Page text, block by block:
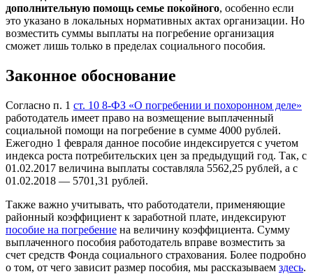
дополнительную помощь семье покойного, особенно если
это указано в локальных нормативных актах организации. Но
возместить суммы выплаты на погребение организация
сможет лишь только в пределах социального пособия.
Законное обоснование
Согласно п. 1 ст. 10 8-ФЗ «О погребении и похоронном деле»
работодатель имеет право на возмещение выплаченный
социальной помощи на погребение в сумме 4000 рублей.
Ежегодно 1 февраля данное пособие индексируется с учетом
индекса роста потребительских цен за предыдущий год. Так, с
01.02.2017 величина выплаты составляла 5562,25 рублей, а с
01.02.2018 — 5701,31 рублей.
Также важно учитывать, что работодатели, применяющие
районный коэффициент к заработной плате, индексируют
пособие на погребение на величину коэффициента. Сумму
выплаченного пособия работодатель вправе возместить за
счет средств Фонда социального страхования. Более подробно
о том, от чего зависит размер пособия, мы рассказываем здесь.